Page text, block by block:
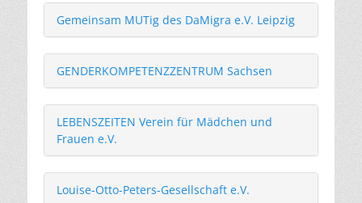
Gemeinsam MUTig des DaMigra e.V. Leipzig
GENDERKOMPETENZZENTRUM Sachsen
LEBENSZEITEN Verein für Mädchen und
Frauen e.V.
Louise-Otto-Peters-Gesellschaft e.V.